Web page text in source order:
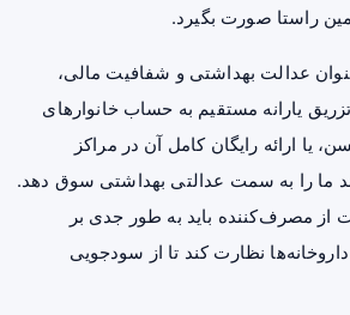
راستا صورت بگیرد.
عدالت بهداشتی و شفافیت مالی،
یارانه مستقیم به حساب خانوارهای
یا ارائه رایگان کامل آن در مراکز
ما را به سمت عدالتی بهداشتی سوق دهد.
از مصرف‌کننده باید به طور جدی بر
نظارت کند تا از سودجویی